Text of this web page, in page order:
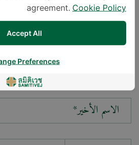
الاسم الأخير*
agreement. Cookie Policy
Accept All
Preferences